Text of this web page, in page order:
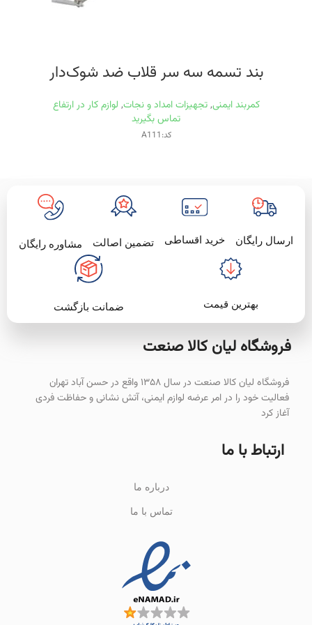
بند تسمه سه سر قلاب ضد شوک‌دار
کمربند ایمنی, تجهیزات امداد و نجات, لوازم کار در ارتفاع
تماس بگیرید
کد:A111
ارسال رایگان خرید اقساطی تضمین اصالت مشاوره رایگان
بهترین قیمت ضمانت بازگشت
فروشگاه لیان‌ کالا صنعت
فروشگاه لیان کالا صنعت در سال ۱۳۵۸ واقع در حسن آباد تهران
فعالیت خود را در امر عرضه لوازم ایمنی، آتش نشانی و حفاظت فردی
آغاز کرد
ارتباط با ما
درباره ما
تماس با ما